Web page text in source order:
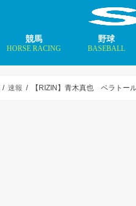
競馬
HORSE RACING
野球
BASEBALL
速報 【RIZIN】青木真也 ベラトー